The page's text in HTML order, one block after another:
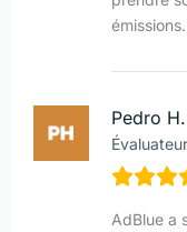
émissions.
Pedro H.
Évaluateur
AdBlue a